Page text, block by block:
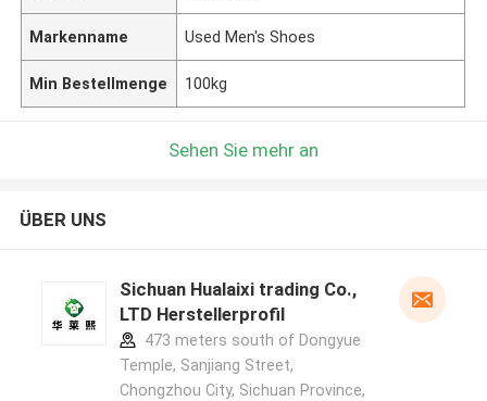
Markenname Used Men's Shoes
Min Bestellmenge 100kg
Sehen Sie mehr an
ÜBER UNS
Sichuan Hualaixi trading Co.,
LTD Herstellerprofil
473 meters south of Dongyue
Temple, Sanjiang Street,
Chongzhou City, Sichuan Province,